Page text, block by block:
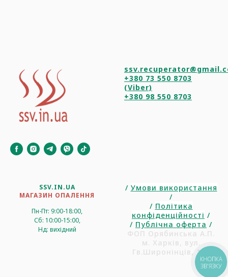
+380 73 550 8703
(Viber)
+380 98 550 8703
SSV.IN.UA
МАГАЗИН ОПАЛЕННЯ
Пн-Пт: 9:00-18:00,
Сб: 10:00-15:00,
Нд: вихідний
/ Умови використання
/
/ Політика
конфіденційності /
/ Публічна оферта /
ФОП Орябинська А.П.
м. Харків, вул.
Гв.Широнінців, 102
КНОПКА
ЗВ'ЯЗКУ